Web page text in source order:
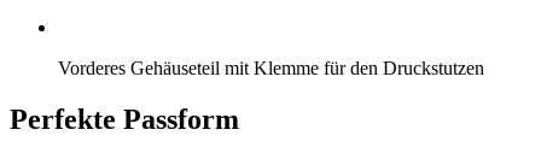
Vorderes Gehäuseteil mit Klemme für den Druckstutzen
Perfekte Passform